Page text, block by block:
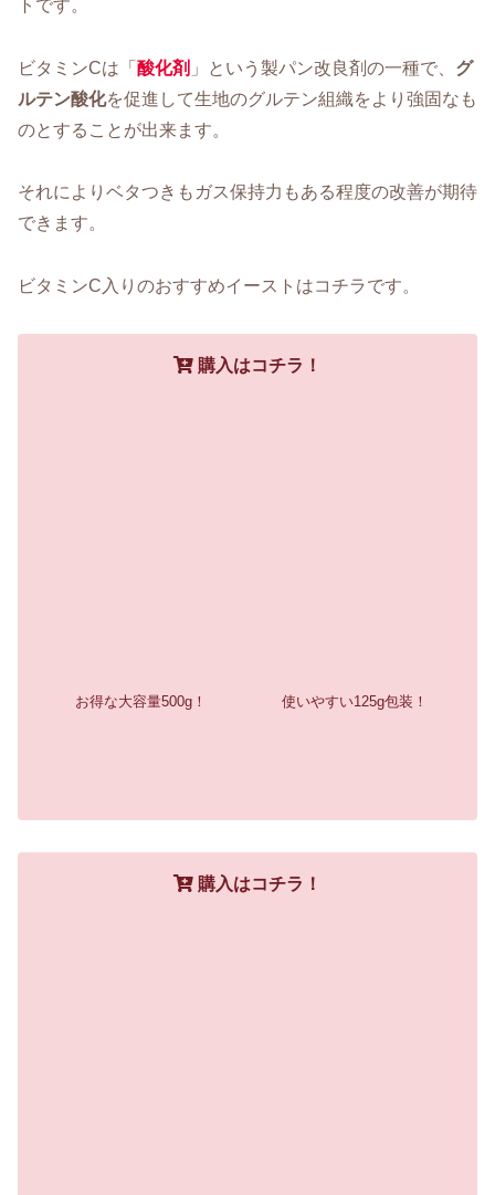
トです。
ビタミンCは「 酸化剤 」という製パン改良剤の一種で、 グ
ルテン酸化を促進して生地のグルテン組織をより強固なも
のとすることが出来ます。
それによりベタつきもガス保持力もある程度の改善が期待
できます。
ビタミンC入りのおすすめイーストはコチラです。
購入はコチラ！
お得な大容量500g！ 使いやすい125g包装！
購入はコチラ！